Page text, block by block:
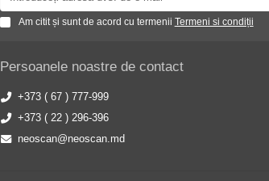
Am citit și sunt de acord cu termenii Termeni si condiții
Persoanele noastre de contact
+373 ( 67 ) 777-999
+373 ( 22 ) 296-396
neoscan@neoscan.md